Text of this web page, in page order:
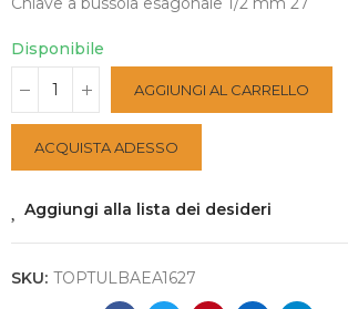
Disponibile
AGGIUNGI AL CARRELLO
ACQUISTA ADESSO
Aggiungi alla lista dei desideri
SKU: TOPTULBAEA1627